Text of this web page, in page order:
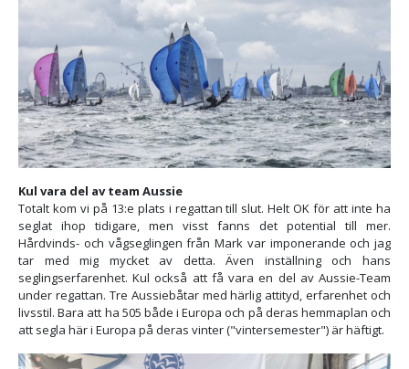
Kul vara del av team Aussie
Totalt kom vi på 13:e plats i regattan till slut. Helt OK för att inte ha
seglat ihop tidigare, men visst fanns det potential till mer.
Hårdvinds- och vågseglingen från Mark var imponerande och jag
tar med mig mycket av detta. Även inställning och hans
seglingserfarenhet. Kul också att få vara en del av Aussie-Team
under regattan. Tre Aussiebåtar med härlig attityd, erfarenhet och
livsstil. Bara att ha 505 både i Europa och på deras hemmaplan och
att segla här i Europa på deras vinter ("vintersemester") är häftigt.